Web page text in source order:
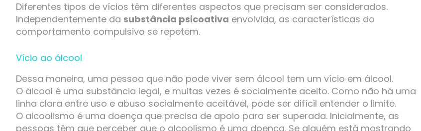
Diferentes tipos de vícios têm diferentes aspectos que precisam ser considerados.
Independentemente da substância psicoativa envolvida, as características do
comportamento compulsivo se repetem.
Vício ao álcool
Dessa maneira, uma pessoa que não pode viver sem álcool tem um vício em álcool.
O álcool é uma substância legal, e muitas vezes é socialmente aceito. Como não há uma
linha clara entre uso e abuso socialmente aceitável, pode ser difícil entender o limite.
O alcoolismo é uma doença que precisa de apoio para ser superada. Inicialmente, as
pessoas têm que perceber que o alcoolismo é uma doença. Se alguém está mostrando